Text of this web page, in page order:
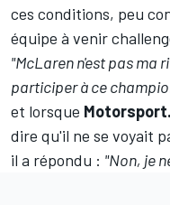
ces conditions, peu
équipe à venir
"McLaren n'est pas ma
participer à ce
et lorsque
dire qu'il ne se voyait
il a répondu : "Non, je